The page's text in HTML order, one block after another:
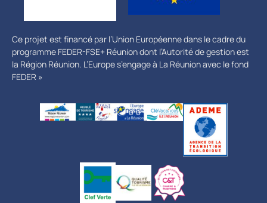
Ce projet est financé par l’Union Européenne dans le cadre du
programme FEDER-FSE+ Réunion dont l’Autorité de gestion est
la Région Réunion. L’Europe s’engage à La Réunion avec le fond
FEDER »